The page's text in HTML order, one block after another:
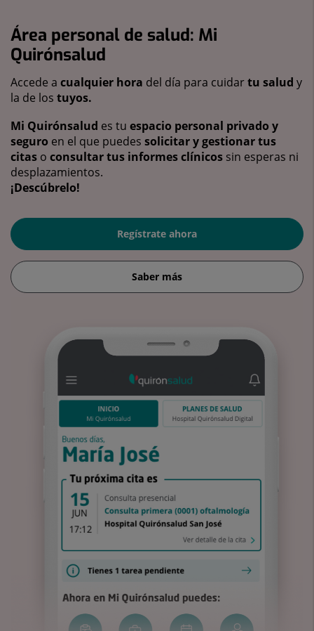
Área personal de salud: Mi
Quirónsalud
Accede a cualquier hora del día para cuidartu salud y
la de los tuyos.
Mi Quirónsalud es tu espacio personal privado y
seguro en el que puedes solicitar y gestionar tus
citas o consultar tus informes clínicos sin esperas ni
desplazamientos.
¡Descúbrelo!
Regístrate ahora
Saber más